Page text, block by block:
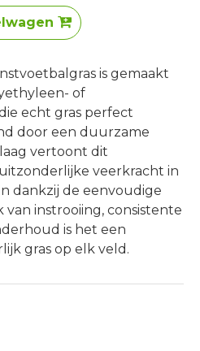
is gemaakt
of
echt gras perfect
door een duurzame
vertoont dit
veerkracht in
dankzij de eenvoudige
van instrooiing, consistente
is het een
gras op elk veld.